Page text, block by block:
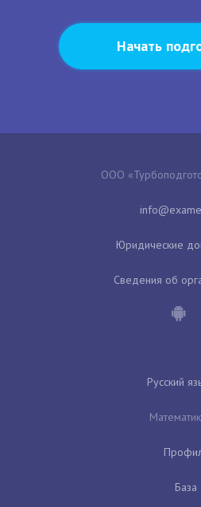
Начать
ООО
Юридические
Сведения об
Русский
База